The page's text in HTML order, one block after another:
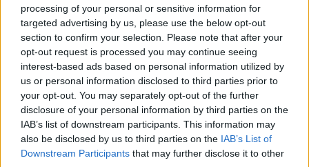
processing of your personal or sensitive information for
targeted advertising by us, please use the below opt-out
section to confirm your selection. Please note that after your
opt-out request is processed you may continue seeing
interest-based ads based on personal information utilized by
us or personal information disclosed to third parties prior to
your opt-out. You may separately opt-out of the further
disclosure of your personal information by third parties on the
IAB’s list of downstream participants. This information may
also be disclosed by us to third parties on the IAB’s List of
Downstream Participants that may further disclose it to other